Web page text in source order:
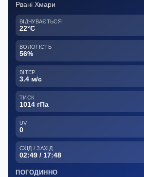
Рвані Хмари
ВІДЧУВАЄТЬСЯ
22°C
ВОЛОГІСТЬ
56%
ВІТЕР
3.4 м/с
ТИСК
1014 гПа
UV
0
СХІД / ЗАХІД
02:49 / 17:48
ПОГОДИННО